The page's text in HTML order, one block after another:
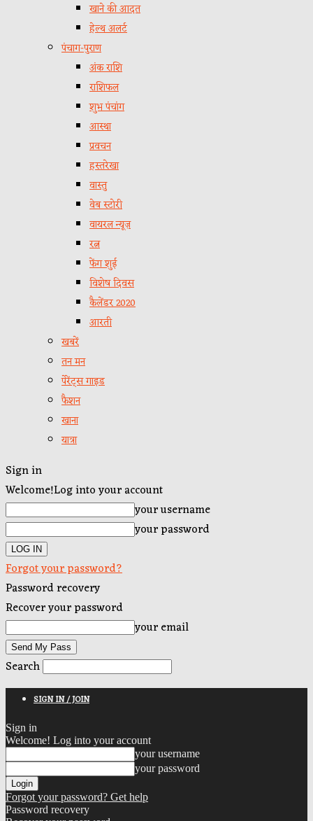
खाने की आदत
हेल्थ अलर्ट
पंचाग-पुराण
अंक राशि
राशिफल
शुभ पंचांग
आस्था
प्रवचन
हस्तरेखा
वास्तु
वेब स्टोरी
वायरल न्यूज़
रत्न
फेंग शुई
विशेष दिवस
कैलेंडर 2020
आरती
खबरें
तन मन
पेरेंट्स गाइड
फैशन
खाना
यात्रा
Sign in
Welcome!Log into your account
your username
your password
Forgot your password?
Password recovery
Recover your password
your email
Search
SIGN IN / JOIN
Sign in
Welcome! Log into your account
your username
your password
Forgot your password? Get help
Password recovery